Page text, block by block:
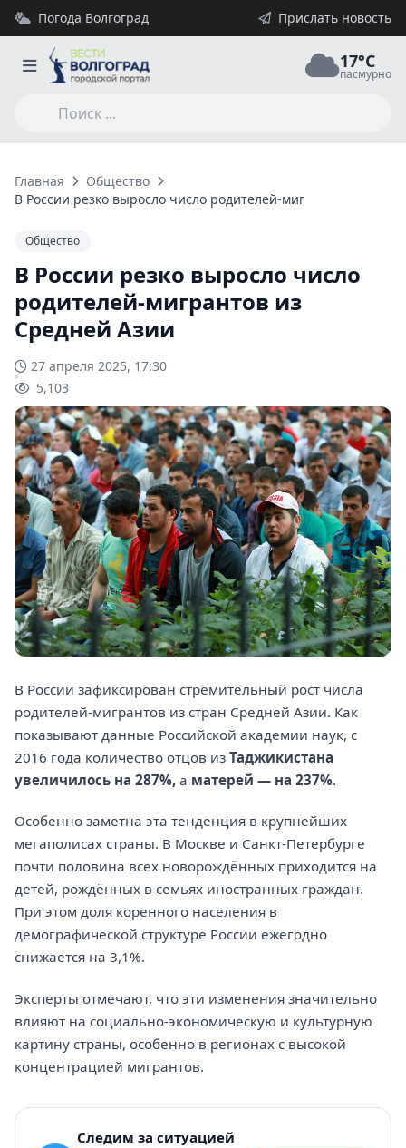
Погода Волгоград Прислать новость
17°C
пасмурно
Главная
Общество
В России резко выросло число родителей-мигрантов из
Общество
В России резко выросло число
родителей-мигрантов из
Средней Азии
27 апреля 2025, 17:30
5,103
В России зафиксирован стремительный рост числа
родителей-мигрантов из стран Средней Азии. Как
показывают данные Российской академии наук, с
2016 года количество отцов из Таджикистана
увеличилось на 287%, а матерей — на 237%.
Особенно заметна эта тенденция в крупнейших
мегаполисах страны. В Москве и Санкт-Петербурге
почти половина всех новорождённых приходится на
детей, рождённых в семьях иностранных граждан.
При этом доля коренного населения в
демографической структуре России ежегодно
снижается на 3,1%.
Эксперты отмечают, что эти изменения значительно
влияют на социально-экономическую и культурную
картину страны, особенно в регионах с высокой
концентрацией мигрантов.
Следим за ситуацией